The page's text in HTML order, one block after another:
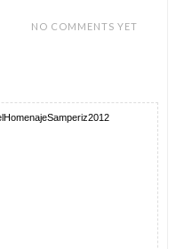
NO COMMENTS YET